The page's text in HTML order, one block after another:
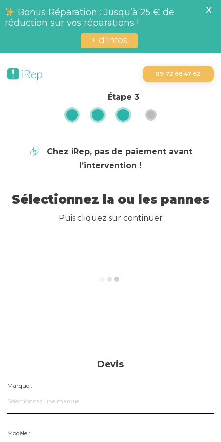
Étape 3
09 72 66 47 62
Chez iRep, pas de paiement avant
l’intervention !
Sélectionnez la ou les pannes
Puis cliquez sur continuer
Devis
Marque :
Sélectionnez une marque
Modèle :
Bonus Réparation : Jusqu’à 25 € de
réduction sur vos réparations !
+ d'infos
X